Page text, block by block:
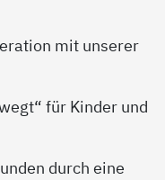
mit unserer
für Kinder und
durch eine